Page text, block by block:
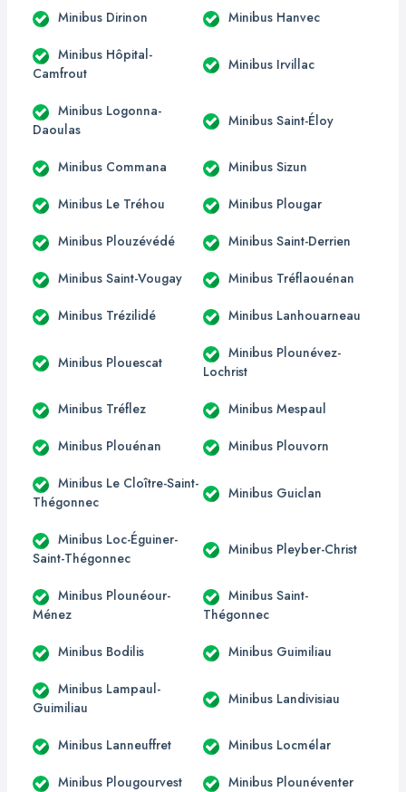
Minibus Dirinon Minibus Hanvec
Minibus Hôpital-
Camfrout
Minibus Irvillac
Minibus Logonna-
Daoulas
Minibus Saint-Éloy
Minibus Commana Minibus Sizun
Minibus Le Tréhou Minibus Plougar
Minibus Plouzévédé Minibus Saint-Derrien
Minibus Saint-Vougay Minibus Tréflaouénan
Minibus Trézilidé Minibus Lanhouarneau
Minibus Plouescat
Minibus Plounévez-
Lochrist
Minibus Tréflez Minibus Mespaul
Minibus Plouénan Minibus Plouvorn
Minibus Le Cloître-Saint-
Thégonnec
Minibus Guiclan
Minibus Loc-Éguiner-
Saint-Thégonnec
Minibus Pleyber-Christ
Minibus Plounéour-
Ménez
Minibus Saint-
Thégonnec
Minibus Bodilis Minibus Guimiliau
Minibus Lampaul-
Guimiliau
Minibus Landivisiau
Minibus Lanneuffret Minibus Locmélar
Minibus Plougourvest Minibus Plounéventer